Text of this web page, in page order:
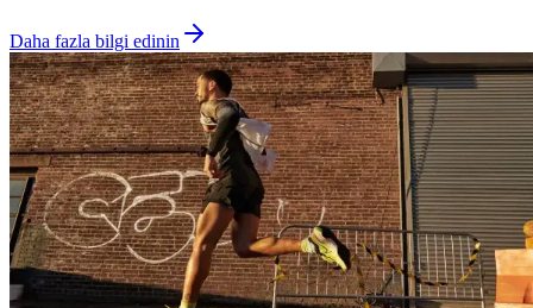
Daha fazla bilgi edinin